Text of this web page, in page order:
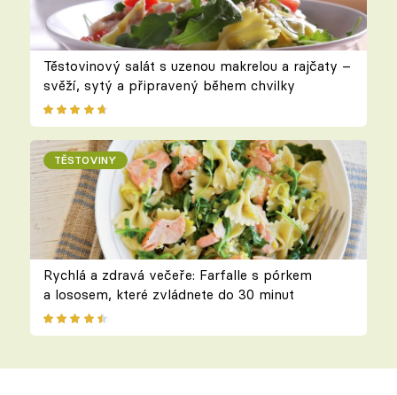
Těstovinový salát s uzenou makrelou a rajčaty –
svěží, sytý a připravený během chvilky
TĚSTOVINY
Rychlá a zdravá večeře: Farfalle s pórkem
a lososem, které zvládnete do 30 minut